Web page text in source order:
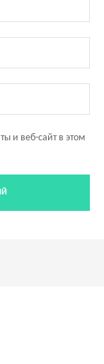
и веб-сайт в этом